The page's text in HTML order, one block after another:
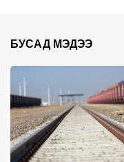
БУСАД МЭДЭЭ